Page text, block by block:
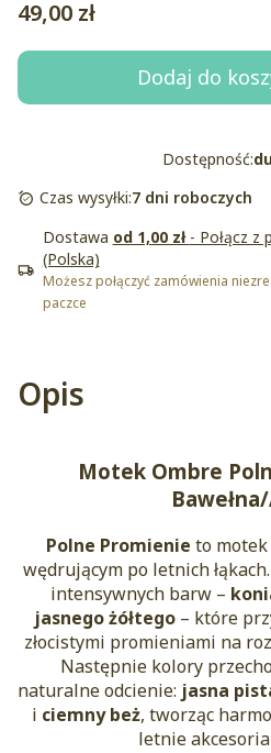
Cena
49,00 zł
Dodaj do
Dostępność:
Czas wysyłki:7 dni roboczych
Dostawa od 1,00 zł - Połącz z
(Polska)
Możesz połączyć zamówienia
paczce
Opis
Motek Ombre
Polne Promienie to motek
wędrującym po letnich
intensywnych barw –
jasnego żółtego – które
złocistymi promieniami na
Następnie kolory
naturalne odcienie: jasna
i ciemny beż, tworząc
letnie